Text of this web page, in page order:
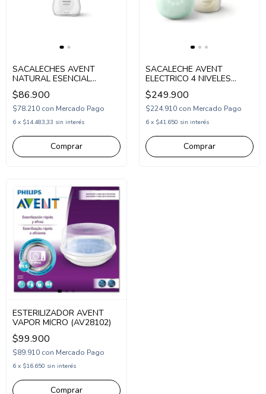
SACALECHES AVENT
NATURAL ESENCIAL
(AV41711)
$86.900
$78.210 con Mercado Pago
6 x $14.483,33 sin interés
SACALECHE AVENT
ELECTRICO 4 NIVELES
(AV32311)
$249.900
$224.910 con Mercado Pago
6 x $41.650 sin interés
ESTERILIZADOR AVENT
VAPOR MICRO (AV28102)
$99.900
$89.910 con Mercado Pago
6 x $16.650 sin interés